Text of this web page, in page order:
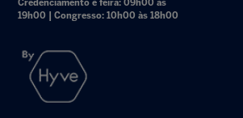
Credenciamento e feira: 09h00 às
19h00 | Congresso: 10h00 às 18h00